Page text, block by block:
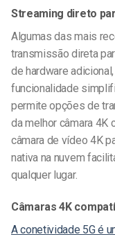
Streaming direto
Algumas das mais
transmissão direta
de hardware
funcionalidade
permite opções de
da melhor câmara 4K
câmara de vídeo 4K
nativa na nuvem
qualquer lugar.
Câmaras 4K
A conetividade 5G é